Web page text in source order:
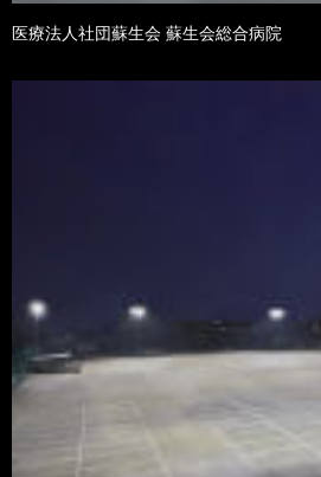
医療法人社団蘇生会 蘇生会総合病院